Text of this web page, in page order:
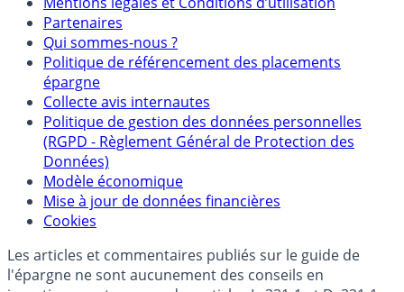
Mentions légales et Conditions d’utilisation
Partenaires
Qui sommes-nous ?
Politique de référencement des placements
épargne
Collecte avis internautes
Politique de gestion des données personnelles
(RGPD - Règlement Général de Protection des
Données)
Modèle économique
Mise à jour de données financières
Cookies
Les articles et commentaires publiés sur le guide de